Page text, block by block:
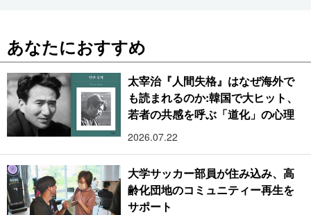
あなたにおすすめ
太宰治『人間失格』はなぜ海外で
も読まれるのか:韓国で大ヒット、
若者の共感を呼ぶ「道化」の心理
2026.07.22
大学サッカー部員が住み込み、高
齢化団地のコミュニティー再生を
サポート